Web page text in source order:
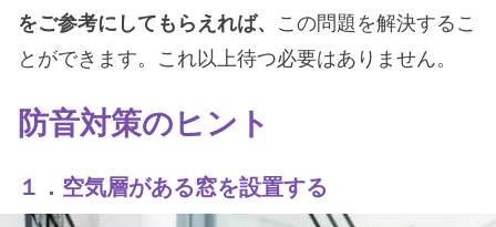
をご参考にしてもらえれば、 この問題を解決するこ
とができます。これ以上待つ必要はありません。
防音対策のヒント
１．空気層がある窓を設置する